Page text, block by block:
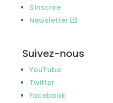
S’inscrire
Newsletter 💌
Suivez-nous
YouTube
Twitter
Facebook